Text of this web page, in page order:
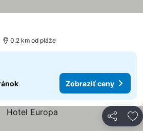
0.2 km od pláže
Zobraziť ceny
Zdieľať